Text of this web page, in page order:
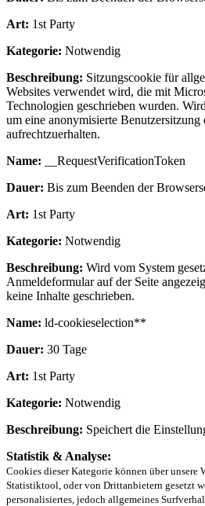
Art: 1st Party
Kategorie: Notwendig
Beschreibung: Sitzungscookie für
Websites verwendet wird, die mit
Technologien geschrieben wurden.
um eine anonymisierte Benutzersitzung
aufrechtzuerhalten.
Name: __RequestVerificationToken
Dauer: Bis zum Beenden der
Art: 1st Party
Kategorie: Notwendig
Beschreibung: Wird vom System
Anmeldeformular auf der Seite
keine Inhalte geschrieben.
Name: ld-cookieselection**
Dauer: 30 Tage
Art: 1st Party
Kategorie: Notwendig
Beschreibung: Speichert die
Statistik & Analyse:
Cookies dieser Kategorie können über unsere
Statistiktool, oder von Drittanbietern gesetzt
personalisiertes, jedoch allgemeines